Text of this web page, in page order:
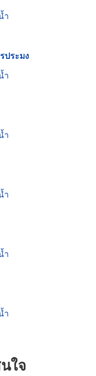
ำ
ประมง
ำ
ำ
ำ
ำ
ำ
ใจ